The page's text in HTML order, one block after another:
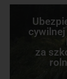
cywilnej
za